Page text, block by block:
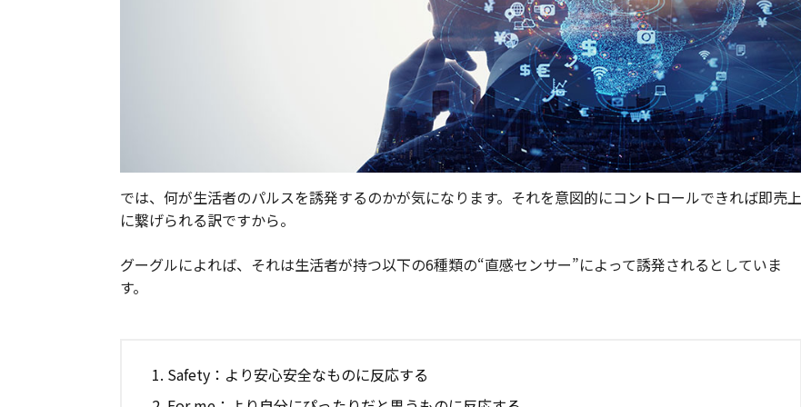
では、何が生活者のパルスを誘発するのかが気になります。それを意図的にコントロールできれば即売上
に繋げられる訳ですから。
グーグルによれば、それは生活者が持つ以下の6種類の“直感センサー”によって誘発されるとしていま
す。
Safety：より安心安全なものに反応する